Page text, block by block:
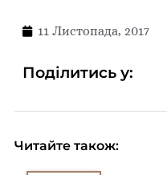
11 Листопада, 2017
Поділитись у:
Читайте також: